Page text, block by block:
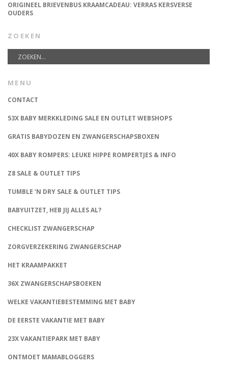
ORIGINEEL BRIEVENBUS KRAAMCADEAU: VERRAS KERSVERSE
OUDERS
ZOEKEN
MENU
CONTACT
53X BABY MERKKLEDING SALE EN OUTLET WEBSHOPS
GRATIS BABYDOZEN EN ZWANGERSCHAPSBOXEN
40X BABY ROMPERS: LEUKE HIPPE ROMPERTJES & INFO
Z8 SALE & OUTLET TIPS
TUMBLE ‘N DRY SALE & OUTLET TIPS
BABYUITZET, HEB JIJ ALLES AL?
CHECKLIST ZWANGERSCHAP
ZORGVERZEKERING ZWANGERSCHAP
HET KRAAMPAKKET
36X ZWANGERSCHAPSBOEKEN
WELKE VAKANTIEBESTEMMING MET BABY
DE EERSTE VAKANTIE MET BABY
23X VAKANTIEPARK MET BABY
ONTMOET MAMABLOGGERS